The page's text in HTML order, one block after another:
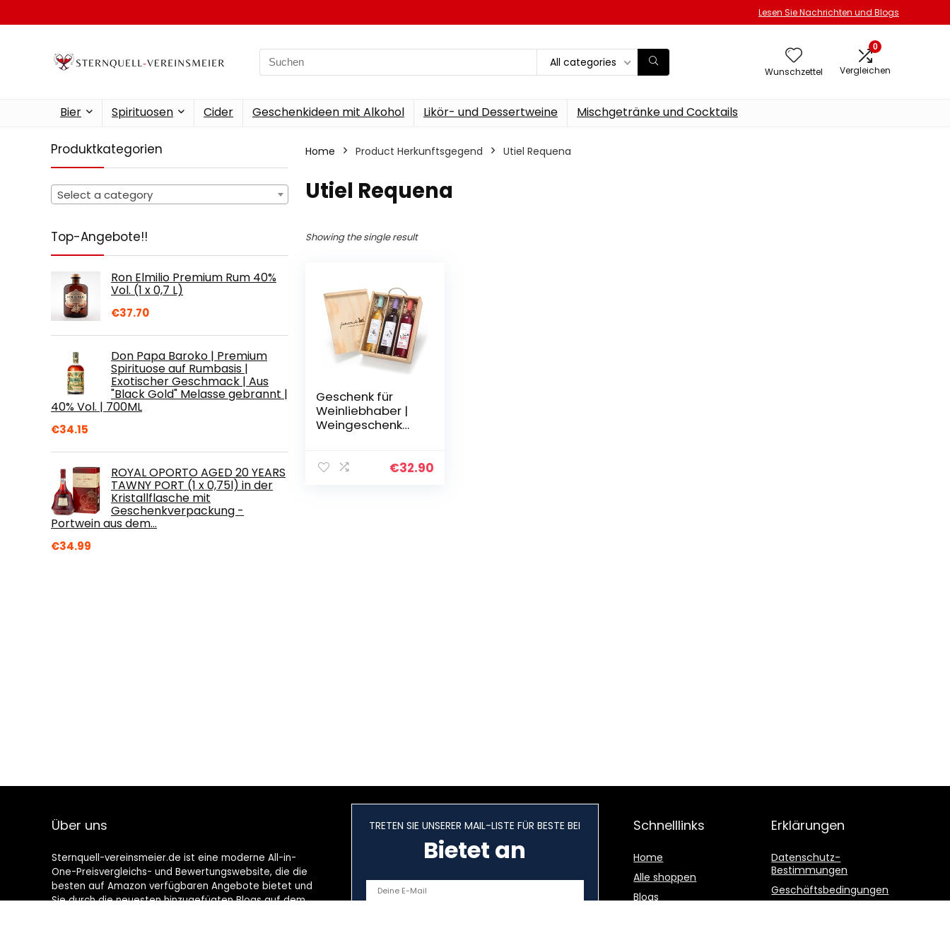
Lesen Sie Nachrichten und Blogs
Search
for:
All categories
Wunschzettel
0
Vergleichen
Bier Spirituosen Cider Geschenkideen mit Alkohol Likör- und Dessertweine Mischgetränke und Cocktails
Produktkategorien
Select a category
Top-Angebote!!
Ron Elmilio Premium Rum 40%
Vol. (1 x 0,7 L)
€37.70
Don Papa Baroko | Premium
Spirituose auf Rumbasis |
Exotischer Geschmack | Aus
"Black Gold" Melasse gebrannt |
40% Vol. | 700ML
€34.15
ROYAL OPORTO AGED 20 YEARS
TAWNY PORT (1 x 0,75l) in der
Kristallflasche mit
Geschenkverpackung -
Portwein aus dem…
€34.99
Home Product Herkunftsgegend ‎Utiel Requena
‎Utiel Requena
Showing the single result
Geschenk für
Weinliebhaber |
Weingeschenk
Weißwein &
€32.90
Über uns
Sternquell-vereinsmeier.de ist eine moderne All-in-
One-Preisvergleichs- und Bewertungswebsite, die die
besten auf Amazon verfügbaren Angebote bietet und
Sie durch die neuesten hinzugefügten Blogs auf dem
TRETEN SIE UNSERER MAIL-LISTE FÜR BESTE BEI
Bietet an
Schnelllinks
Home
Alle shoppen
Blogs
Erklärungen
Datenschutz-
Bestimmungen
Geschäftsbedingungen